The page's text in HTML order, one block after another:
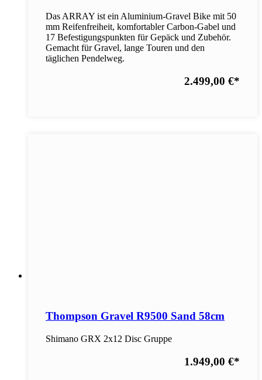
Das ARRAY ist ein Aluminium-Gravel Bike mit 50
mm Reifenfreiheit, komfortabler Carbon-Gabel und
17 Befestigungspunkten für Gepäck und Zubehör.
Gemacht für Gravel, lange Touren und den
täglichen Pendelweg.
2.499,00 €*
Thompson Gravel R9500 Sand 58cm
Shimano GRX 2x12 Disc Gruppe
1.949,00 €*